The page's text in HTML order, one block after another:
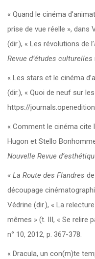
« Quand le cinéma
prise de vue réelle », dans
(dir.), « Les révolutions de
Revue d’études culturelles
« Les stars et le cinéma
(dir.), « Quoi de neuf sur
https://
« Comment le cinéma cite
Hugon et Stello
Nouvelle Revue
« La Route des Flandres
découpage
Védrine (dir.), « La
mêmes » (t. III, « Se relire
n° 10, 2012, p. 367-378.
« Dracula, un con(m)te